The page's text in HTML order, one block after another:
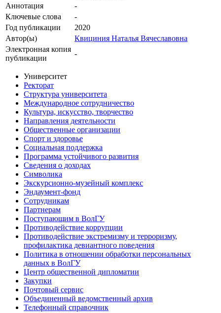
Аннотация
-
Ключевые cлова
-
Год публикации
2020
Автор(ы)
Квициния Наталья Вячеславовна
Электронная копия
публикации
-
Университет
Ректорат
Структура университета
Международное сотрудничество
Культура, искусство, творчество
Направления деятельности
Общественные организации
Спорт и здоровье
Социальная поддержка
Программа устойчивого развития
Сведения о доходах
Символика
Экскурсионно-музейный комплекс
Эндаумент-фонд
Сотрудникам
Партнерам
Поступающим в ВолГУ
Противодействие коррупции
Противодействие экстремизму и терроризму,
профилактика девиантного поведения
Политика в отношении обработки персональных
данных в ВолГУ
Центр общественной дипломатии
Закупки
Почтовый сервис
Объединенный ведомственный архив
Телефонный справочник